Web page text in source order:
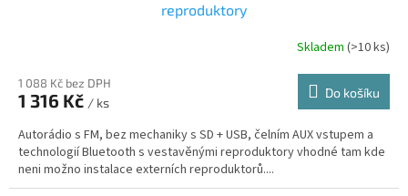
reproduktory
Skladem (>10 ks)
1 088 Kč bez DPH
1 316 Kč / ks
Do košíku
Autorádio s FM, bez mechaniky s SD + USB, čelním AUX vstupem a
technologií Bluetooth s vestavěnými reproduktory vhodné tam kde
neni možno instalace externích reproduktorů....